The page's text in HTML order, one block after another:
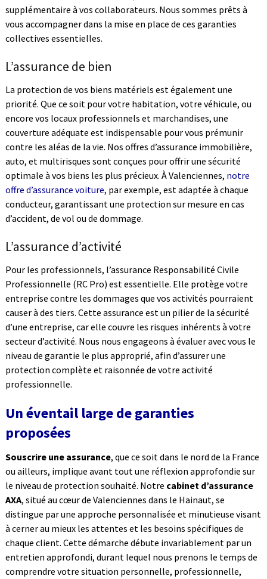
supplémentaire à vos collaborateurs. Nous sommes prêts à
vous accompagner dans la mise en place de ces garanties
collectives essentielles.
L’assurance de bien
La protection de vos biens matériels est également une
priorité. Que ce soit pour votre habitation, votre véhicule, ou
encore vos locaux professionnels et marchandises, une
couverture adéquate est indispensable pour vous prémunir
contre les aléas de la vie. Nos offres d’assurance immobilière,
auto, et multirisques sont conçues pour offrir une sécurité
optimale à vos biens les plus précieux. À Valenciennes, notre
offre d’assurance voiture, par exemple, est adaptée à chaque
conducteur, garantissant une protection sur mesure en cas
d’accident, de vol ou de dommage.
L’assurance d’activité
Pour les professionnels, l’assurance Responsabilité Civile
Professionnelle (RC Pro) est essentielle. Elle protège votre
entreprise contre les dommages que vos activités pourraient
causer à des tiers. Cette assurance est un pilier de la sécurité
d’une entreprise, car elle couvre les risques inhérents à votre
secteur d’activité. Nous nous engageons à évaluer avec vous le
niveau de garantie le plus approprié, afin d’assurer une
protection complète et raisonnée de votre activité
professionnelle.
Un éventail large de garanties
proposées
Souscrire une assurance, que ce soit dans le nord de la France
ou ailleurs, implique avant tout une réflexion approfondie sur
le niveau de protection souhaité. Notre cabinet d’assurance
AXA, situé au cœur de Valenciennes dans le Hainaut, se
distingue par une approche personnalisée et minutieuse visant
à cerner au mieux les attentes et les besoins spécifiques de
chaque client. Cette démarche débute invariablement par un
entretien approfondi, durant lequel nous prenons le temps de
comprendre votre situation personnelle, professionnelle,